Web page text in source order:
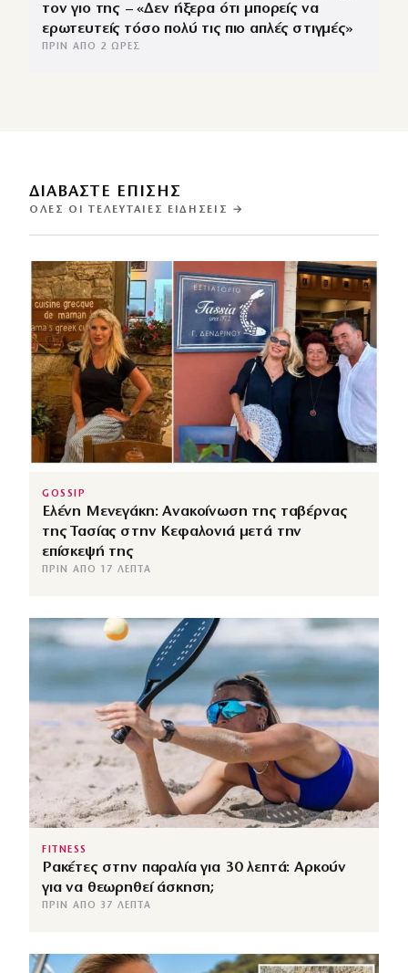
τον γιο της – «Δεν ήξερα ότι μπορείς να
ερωτευτείς τόσο πολύ τις πιο απλές στιγμές»
ΠΡΙΝ ΑΠΌ 2 ΏΡΕΣ
ΔΙΑΒΑΣΤΕ ΕΠΙΣΗΣ
ΌΛΕΣ ΟΙ ΤΕΛΕΥΤΑΊΕΣ ΕΙΔΉΣΕΙΣ →
GOSSIP
Ελένη Μενεγάκη: Ανακοίνωση της ταβέρνας
της Τασίας στην Κεφαλονιά μετά την
επίσκεψή της
ΠΡΙΝ ΑΠΌ 17 ΛΕΠΤΆ
FITNESS
Ρακέτες στην παραλία για 30 λεπτά: Αρκούν
για να θεωρηθεί άσκηση;
ΠΡΙΝ ΑΠΌ 37 ΛΕΠΤΆ